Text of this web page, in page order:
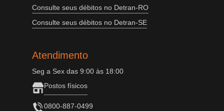
Consulte seus débitos no Detran-RO
Consulte seus débitos no Detran-SE
Atendimento
Seg a Sex das 9:00 às 18:00
Postos físicos
0800-887-0499